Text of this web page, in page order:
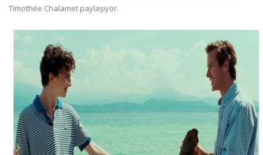
Timothée Chalamet paylaşıyor.